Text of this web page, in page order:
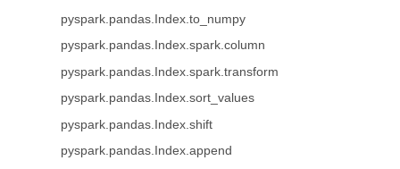
pyspark.pandas.Index.to_numpy
pyspark.pandas.Index.spark.column
pyspark.pandas.Index.spark.transform
pyspark.pandas.Index.sort_values
pyspark.pandas.Index.shift
pyspark.pandas.Index.append